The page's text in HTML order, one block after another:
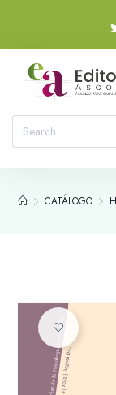
CATÁLOGO
Añadir a la